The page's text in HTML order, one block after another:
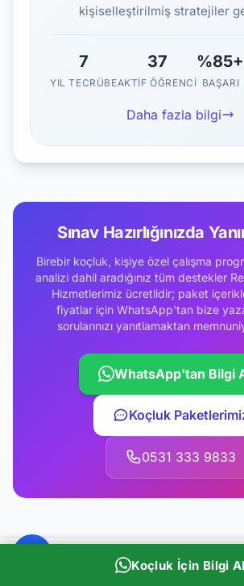
kişiselleştirilmiş stratejiler
7
YIL TECRÜBE
37
AKTIF ÖĞRENCI
%85+
BAŞARI
Daha fazla bilgi
Sınav Hazırlığınızda
Birebir koçluk, kişiye özel çalışma
analizi dahil aradığınız tüm destekler
Hizmetlerimiz ücretlidir; paket
fiyatlar için WhatsApp'tan bize
sorularınızı yanıtlamaktan
WhatsApp'tan Bilgi
Koçluk
0531 333 9833
Koçluk İçin Bilgi Al